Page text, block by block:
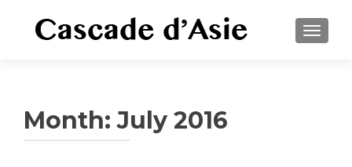
Month:July 2016